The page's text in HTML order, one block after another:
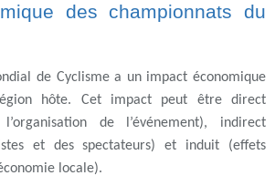
des championnats du
de Cyclisme a un impact économique
hôte. Cet impact peut être direct
de l’événement), indirect
et des spectateurs) et induit (effets
locale).